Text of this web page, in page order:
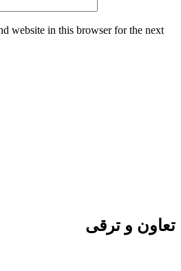
website in this browser for the next
تعاون و ترقی